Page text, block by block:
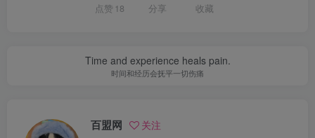
点赞 18 分享 收藏
Time and experience heals pain.
时间和经历会抚平一切伤痛
百盟网 关注